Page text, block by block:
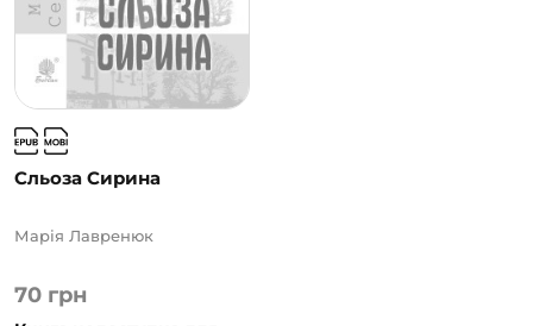
Сльоза Сирина
70 грн
Марія Лавренюк